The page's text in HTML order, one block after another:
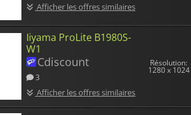
Afficher les offres similaires
Iiyama ProLite B1980S-
W1
Cdiscount
3
Afficher les offres similaires
Résolution:
1280 x 1024